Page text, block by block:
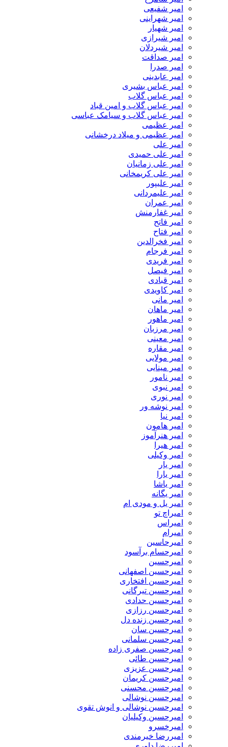
امیر شفیعی
امیر شهراینی
امیر شهیار
امیر شیرازی
امیر شیردلان
امیر صداقت
امیر صدرا
امیر عابدینی
امیر عباس بشیری
امیر عباس گلاب
امیر عباس گلاب و امین قباد
امیر عباس گلاب و سیامک عباسی
امیر عظیمی
امیر عظیمی و میلاد درخشانی
امیر علی
امیر علی حمیدی
امیر علی زمانیان
امیر علی کریمخانی
امیر علیپور
امیر علیمردانی
امیر عمران
امیر غفارمنش
امیر فاتح
امیر فتاح
امیر فخرالدین
امیر فرجام
امیر فریدی
امیر فیصل
امیر قبادی
امیر کاویدی
امیر مانی
امیر ماهان
امیر ماهور
امیر مرزبان
امیر معینی
امیر مقاره
امیر مولایی
امیر مینایی
امیر نامور
امیر نبوی
امیر نوری
امیر نوشه ور
امیر نیا
امیر هامون
امیر هنرآموز
امیر هیرا
امیر وکیلی
امیر یار
امیر یارا
امیر یاشا
امیر یگانه
امیر یل و مودی ام
امیراچ تو
امیراس
امیرام
امیرحاسین
امیرحسام برآسود
امیرحسین
امیرحسین اصفهانی
امیرحسین افتخاری
امیرحسین تیرگانی
امیرحسین حدادی
امیرحسین رزازی
امیرحسین زنده دل
امیرحسین سان
امیرحسین سلمانی
امیرحسین صفری زاده
امیرحسین طائی
امیرحسین عزیزی
امیرحسین کریمان
امیرحسین محسنی
امیرحسین نوشالی
امیرحسین نوشالی و انوش تقوی
امیرحسین وکیلیان
امیرخسرو
امیررضا خیرمندی